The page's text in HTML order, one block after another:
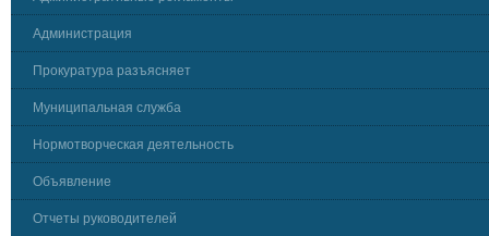
Администрация
Прокуратура разъясняет
Муниципальная служба
Нормотворческая деятельность
Объявление
Отчеты руководителей